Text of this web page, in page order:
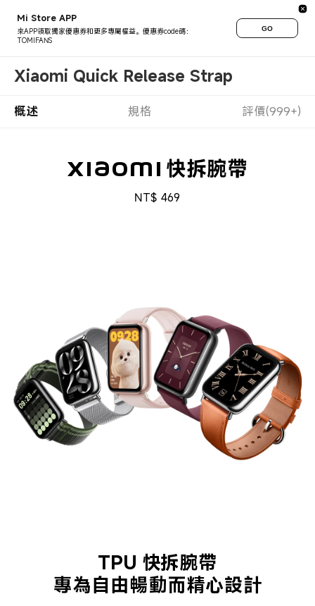
Mi Store APP
來APP領取獨家優惠券和更多專屬權益。優惠券code碼：
TOMIFANS
GO
Xiaomi Quick Release Strap
概述 規格 評價(999+)
Xiaomi 快拆腕帶
NT$ 469
TPU 快拆腕帶
專為自由暢動而精心設計